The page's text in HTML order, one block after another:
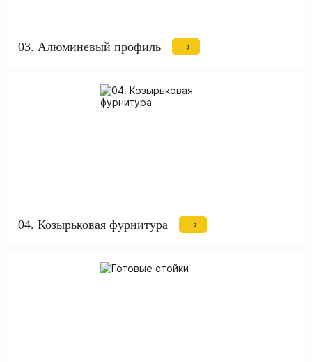
03. Алюминевый профиль
04. Козырьковая фурнитура